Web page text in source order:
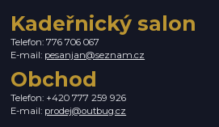
Kadeřnický salon
Telefon: 776 706 067
E-mail: pesanjan@seznam.cz
Obchod
Telefon: +420 777 259 926
E-mail: prodej@outbug.cz